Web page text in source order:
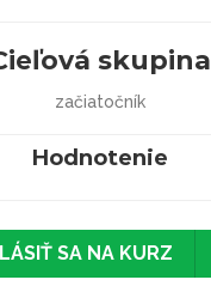
skupina
začiatočník
Hodnotenie
SA NA KURZ